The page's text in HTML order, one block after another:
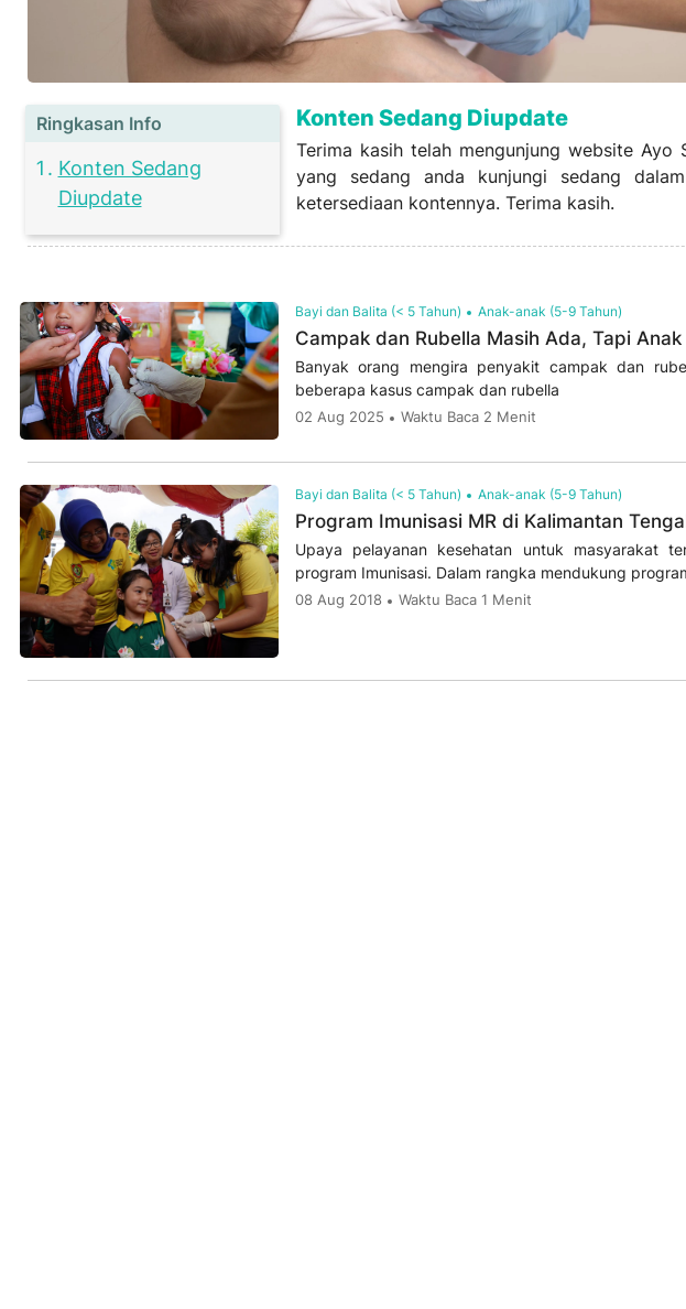
Ringkasan Info
Konten Sedang
Diupdate
Konten Sedang Diupdate
Terima kasih telah mengunjung website Ayo
yang sedang anda kunjungi sedang
ketersediaan kontennya. Terima kasih.
Bayi dan Balita (< 5 Tahun) Anak-anak (5-9 Tahun)
Campak dan Rubella Masih Ada, Tapi
Banyak orang mengira penyakit campak dan
beberapa kasus campak dan rubella
02 Aug 2025 Waktu Baca 2 Menit
Bayi dan Balita (< 5 Tahun) Anak-anak (5-9 Tahun)
Program Imunisasi MR di Kalimantan
Upaya pelayanan kesehatan untuk masyarakat
program Imunisasi. Dalam rangka mendukung
08 Aug 2018 Waktu Baca 1 Menit